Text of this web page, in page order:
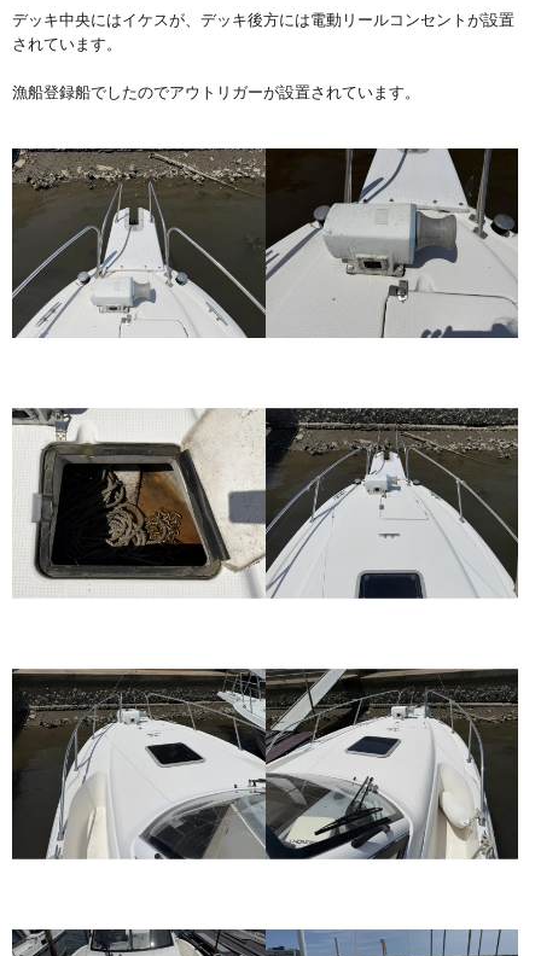
デッキ中央にはイケスが、デッキ後方には電動リールコンセントが設置
されています。
漁船登録船でしたのでアウトリガーが設置されています。